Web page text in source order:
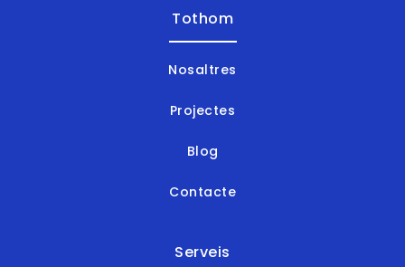
Tothom
Nosaltres
Projectes
Blog
Contacte
Serveis